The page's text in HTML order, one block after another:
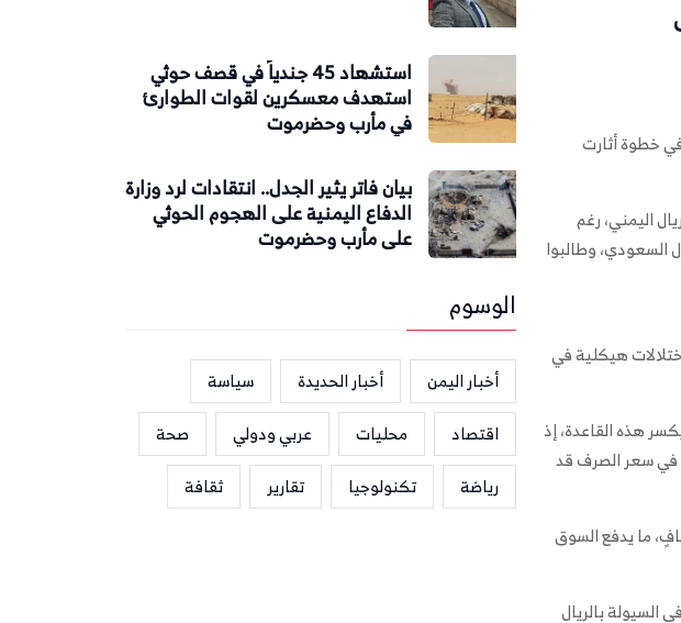
خطوة أثارت
اليمني، رغم
السعودي، وطالبوا
هيكلية في
هذه القاعدة، إذ
في سعر الصرف قد
ما يدفع السوق
السيولة بالريال
استشهاد 45 جندياً في قصف حوثي
استهدف معسكرين لقوات الطوارئ
في مأرب وحضرموت
بيان فاتر يثير الجدل.. انتقادات لرد وزارة
الدفاع اليمنية على الهجوم الحوثي
على مأرب وحضرموت
الوسوم
أخبار اليمن أخبار الحديدة
سياسة
اقتصاد
محليات عربي ودولي
صحة
رياضة
تكنولوجيا تقارير ثقافة